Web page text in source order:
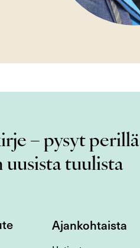
– pysyt perillä
tuulista
Ajankohtaista